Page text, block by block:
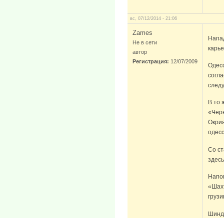
вс, 07/12/2014 - 21:06
Zames
Не в сети
автор
Регистрация: 12/07/2009
В то
Со